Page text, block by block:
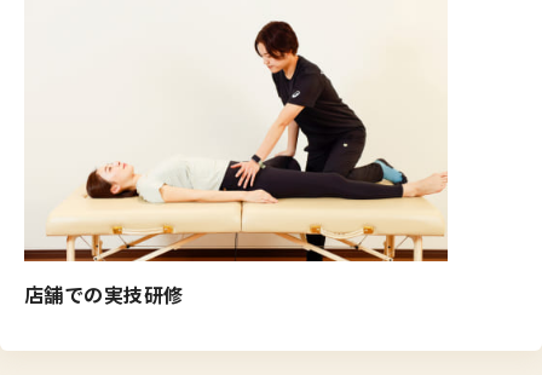
店舗での実技研修